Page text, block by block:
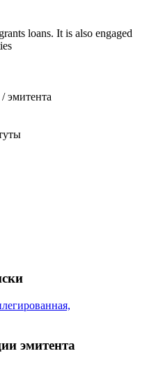
loans. It is also engaged
эмитента
эмитента